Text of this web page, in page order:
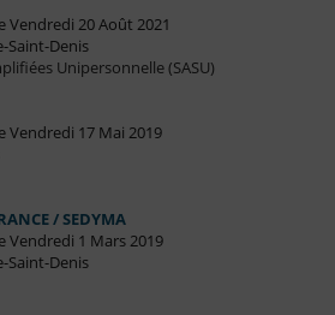
Vendredi 20 Août 2021
Saint-Denis
Unipersonnelle (SASU)
Vendredi 17 Mai 2019
/ SEDYMA
Vendredi 1 Mars 2019
Saint-Denis